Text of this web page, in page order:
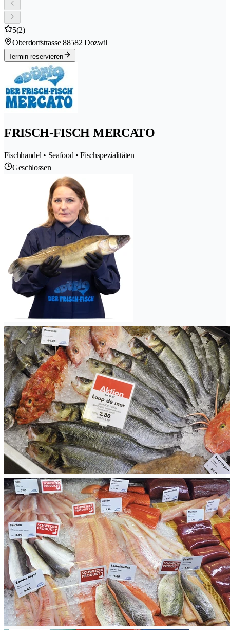
5(2)
Oberdorfstrasse 88582 Dozwil
Termin reservieren
FRISCH-FISCH MERCATO
Fischhandel • Seafood • Fischspezialitäten
Geschlossen